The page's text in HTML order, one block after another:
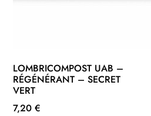
LOMBRICOMPOST UAB –
RÉGÉNÉRANT – SECRET
VERT
7,20€